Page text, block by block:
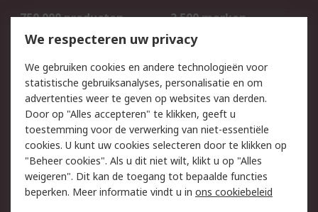
750.000 producten
2.500 merken
Bestellen
Inkoopoplossingen
Track & Trace
Wettelijk
Cookiebeleid
Email veiligheid
Privacybeleid
Websitevoorwaarden
Algemene
verkoopvoorwaarden
We respecteren uw privacy
We gebruiken cookies en andere technologieën voor
statistische gebruiksanalyses, personalisatie en om
advertenties weer te geven op websites van derden.
Door op "Alles accepteren" te klikken, geeft u
toestemming voor de verwerking van niet-essentiële
cookies. U kunt uw cookies selecteren door te klikken op
"Beheer cookies". Als u dit niet wilt, klikt u op "Alles
weigeren". Dit kan de toegang tot bepaalde functies
beperken. Meer informatie vindt u in ons cookiebeleid